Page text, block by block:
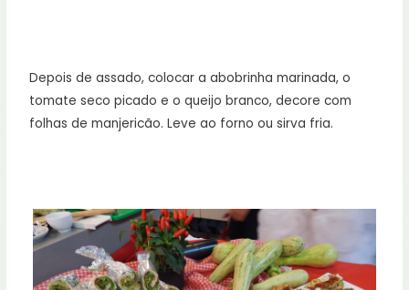
Depois de assado, colocar a abobrinha marinada, o
tomate seco picado e o queijo branco, decore com
folhas de manjericão. Leve ao forno ou sirva fria.